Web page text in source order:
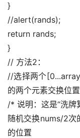
}
//alert(rands);
return rands;
}
// 方法2：
//选择两个
的两个元素交换位
/* 说明：这是“洗牌
随机交换nums/2次
的位置